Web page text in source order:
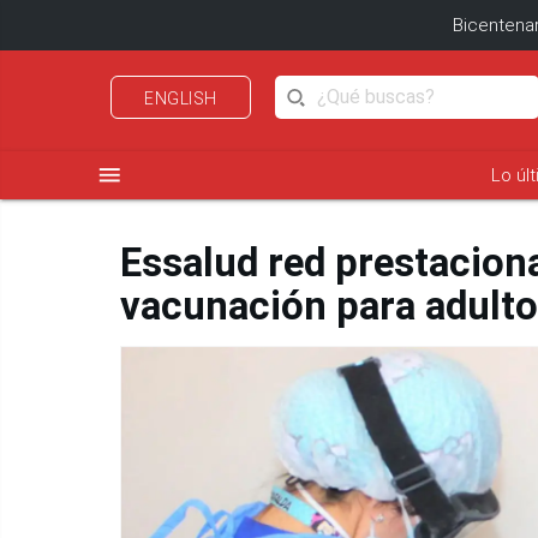
ENGLISH
menu Lo
Essalud red
vacunación para